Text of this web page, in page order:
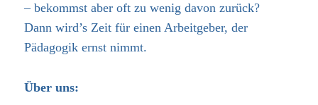
– bekommst aber oft zu wenig davon zurück?
Dann wird’s Zeit für einen Arbeitgeber, der
Pädagogik ernst nimmt.
Über uns: